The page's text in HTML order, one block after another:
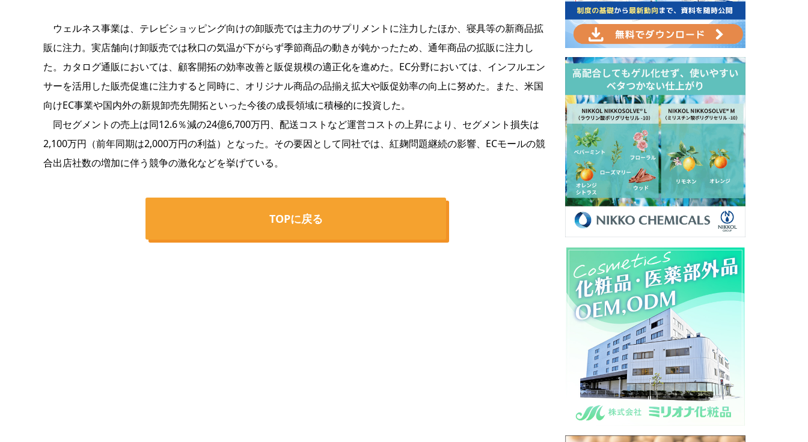
ウェルネス事業は、テレビショッピング向けの卸販売では主力のサプリメントに注力したほか、寝具等の新商品拡
販に注力。実店舗向け卸販売では秋口の気温が下がらず季節商品の動きが鈍かったため、通年商品の拡販に注力し
た。カタログ通販においては、顧客開拓の効率改善と販促規模の適正化を進めた。EC分野においては、インフルエン
サーを活用した販売促進に注力すると同時に、オリジナル商品の品揃え拡大や販促効率の向上に努めた。また、米国
向けEC事業や国内外の新規卸売先開拓といった今後の成長領域に積極的に投資した。
同セグメントの売上は同12.6％減の24億6,700万円、配送コストなど運営コストの上昇により、セグメント損失は
2,100万円（前年同期は2,000万円の利益）となった。その要因として同社では、紅麹問題継続の影響、ECモールの競
合出店社数の増加に伴う競争の激化などを挙げている。
TOPに戻る